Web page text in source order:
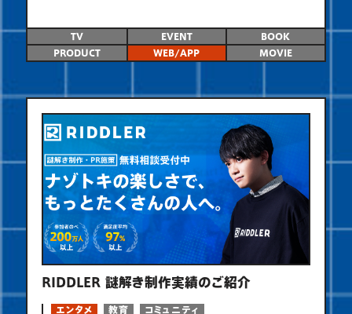
TV EVENT
BOOK
PRODUCT
WEB/APP MOVIE
RIDDLER 謎解き制作実績のご紹介
エンタメ 教育 コミュニティ